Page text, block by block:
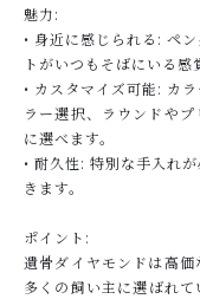
魅力:
• 身近に感じられる: ペ
トがいつもそばにいる感
• カスタマイズ可能: カ
ラー選択、ラウンドや
に選べます。
• 耐久性: 特別な手入れ
きます。
ポイント:
遺骨ダイヤモンドは高価
多くの飼い主に選ばれ